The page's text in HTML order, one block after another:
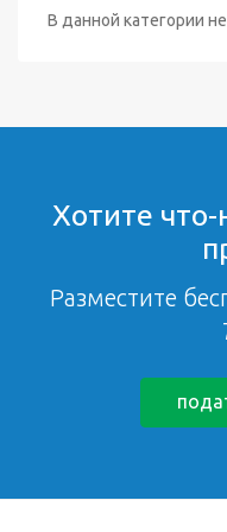
В данной категории
Хотите
Разместите